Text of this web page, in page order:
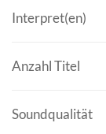
Interpret(en)
Anzahl Titel
Soundqualität